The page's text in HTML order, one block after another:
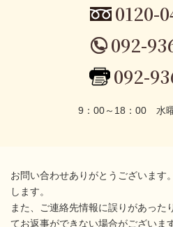
0120-
092-
092-
9：00～18：00 水
お問い合わせありがとうございます
します。
また、ご連絡先情報に誤りがあった
てお返事ができない場合がございま